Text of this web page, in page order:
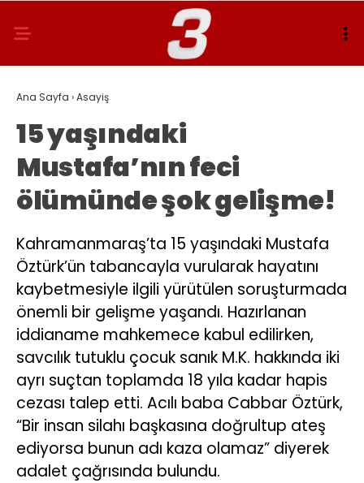
Ana Sayfa ›Asayiş
15 yaşındaki
Mustafa’nın feci
ölümünde şok gelişme!
Kahramanmaraş’ta 15 yaşındaki Mustafa
Öztürk’ün tabancayla vurularak hayatını
kaybetmesiyle ilgili yürütülen soruşturmada
önemli bir gelişme yaşandı. Hazırlanan
iddianame mahkemece kabul edilirken,
savcılık tutuklu çocuk sanık M.K. hakkında iki
ayrı suçtan toplamda 18 yıla kadar hapis
cezası talep etti. Acılı baba Cabbar Öztürk,
“Bir insan silahı başkasına doğrultup ateş
ediyorsa bunun adı kaza olamaz” diyerek
adalet çağrısında bulundu.